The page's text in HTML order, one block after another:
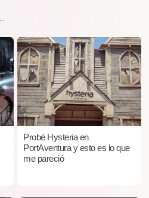
Probé Hysteria en
PortAventura y esto es lo que
me pareció